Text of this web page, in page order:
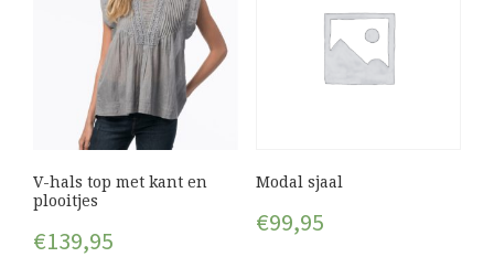
V-hals top met kant en
plooitjes
€139,95
Modal sjaal
€99,95